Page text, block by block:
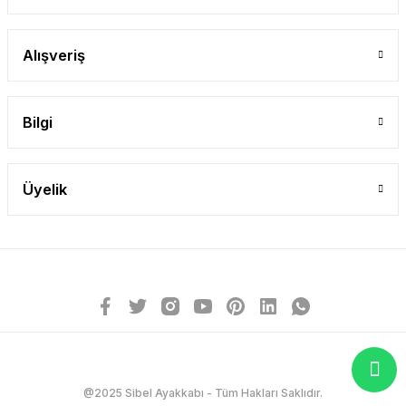
Alışveriş
Bilgi
Üyelik
@2025 Sibel Ayakkabı - Tüm Hakları Saklıdır.